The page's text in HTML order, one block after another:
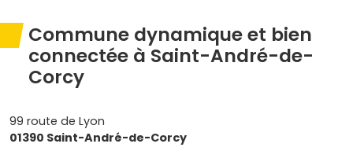
Commune dynamique et bien
connectée à Saint-André-de-
Corcy
99 route de Lyon
01390 Saint-André-de-Corcy